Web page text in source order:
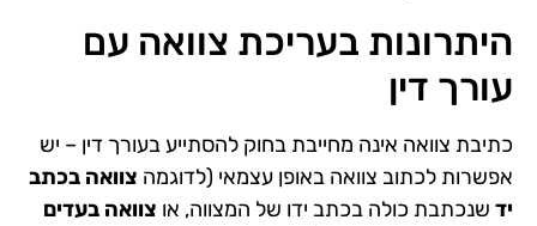
היתרונות בעריכת צוואה עם
עורך דין
כתיבת צוואה אינה מחייבת בחוק להסתייע בעורך דין – יש
אפשרות לכתוב צוואה באופן עצמאי (לדוגמה צוואה בכתב
יד שנכתבת כולה בכתב ידו של המצווה, או צוואה בעדים